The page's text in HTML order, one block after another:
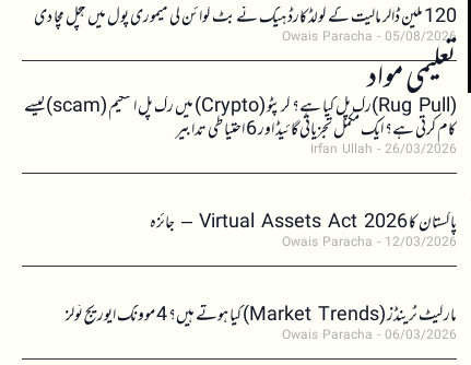
120 ملین ڈالر مالیت کے کولڈکارڈ ہیک نے بٹ کوائن کی میموری پول میں ہلچل مچا دی
Owais Paracha 05/08/2026
تعلیمی مواد (Rug Pull)رگ پل کیا ہے؟ کرپٹو (Crypto) میں رگ پل اسکیم (scam)کیسے
کام کرتی ہے؟ ایک مکمل تجزیاتی گائیڈ اور 6 احتیاطی تدابیر
Irfan Ullah 26/03/2026
پاکستان کا Virtual Assets Act 2026 – جائزہ
Owais Paracha 12/03/2026
مارکیٹ ٹرینڈز (Market Trends) کیا ہوتے ہیں؟ 4 موونگ ایوریج ٹولز
Owais Paracha 06/03/2026